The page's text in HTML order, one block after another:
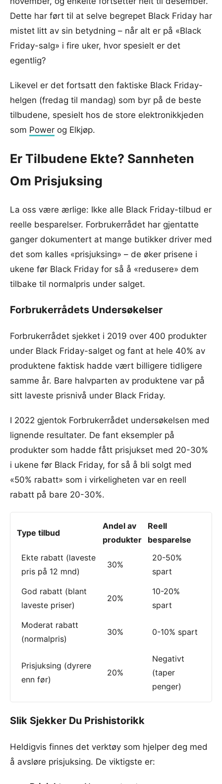
Dette har ført til at selve begrepet Black Friday har
mistet litt av sin betydning – når alt er på «Black
Friday-salg» i fire uker, hvor spesielt er det
egentlig?
Likevel er det fortsatt den faktiske Black Friday-
helgen (fredag til mandag) som byr på de beste
tilbudene, spesielt hos de store elektronikkjeden
som Power og Elkjøp.
Er Tilbudene Ekte? Sannheten
Om Prisjuksing
La oss være ærlige: Ikke alle Black Friday-tilbud er
reelle besparelser. Forbrukerrådet har gjentatte
ganger dokumentert at mange butikker driver med
det som kalles «prisjuksing» – de øker prisene i
ukene før Black Friday for så å «redusere» dem
tilbake til normalpris under salget.
Forbrukerrådets Undersøkelser
Forbrukerrådet sjekket i 2019 over 400 produkter
under Black Friday-salget og fant at hele 40% av
produktene faktisk hadde vært billigere tidligere
samme år. Bare halvparten av produktene var på
sitt laveste prisnivå under Black Friday.
I 2022 gjentok Forbrukerrådet undersøkelsen med
lignende resultater. De fant eksempler på
produkter som hadde fått prisjukset med 20-30%
i ukene før Black Friday, for så å bli solgt med
«50% rabatt» som i virkeligheten var en reell
rabatt på bare 20-30%.
Type tilbud
Andel av
produkter
Reell
besparelse
Ekte rabatt (laveste
pris på 12 mnd)
30%
20-50%
spart
God rabatt (blant
laveste priser)
20%
10-20%
spart
Moderat rabatt
(normalpris)
30% 0-10% spart
Prisjuksing (dyrere
enn før)
20%
Negativt
(taper
penger)
Slik Sjekker Du Prishistorikk
Heldigvis finnes det verktøy som hjelper deg med
å avsløre prisjuksing. De viktigste er: